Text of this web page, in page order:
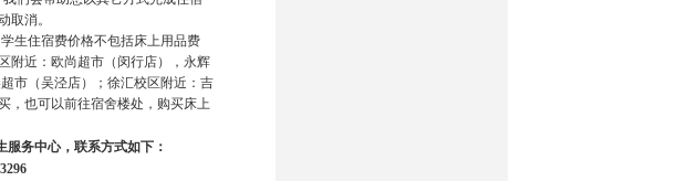
取消。
生住宿费价格不包括床上用品费
附近：欧尚超市（闵行店），永辉
市（吴泾店）；徐汇校区附近：吉
，也可以前往宿舍楼处，购买床上
务中心，联系方式如下：